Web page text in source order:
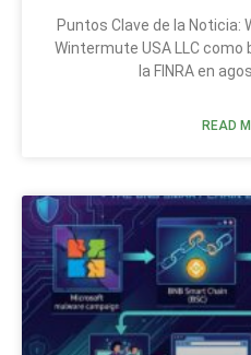
Puntos Clave de la Noticia:
Wintermute USA LLC como
la FINRA en
READ